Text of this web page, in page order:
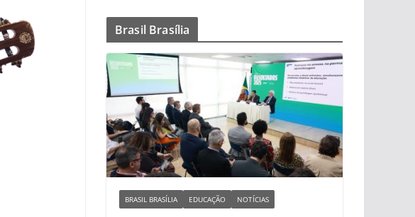
Brasil Brasília
BRASIL BRASÍLIA EDUCAÇÃO NOTÍCIAS